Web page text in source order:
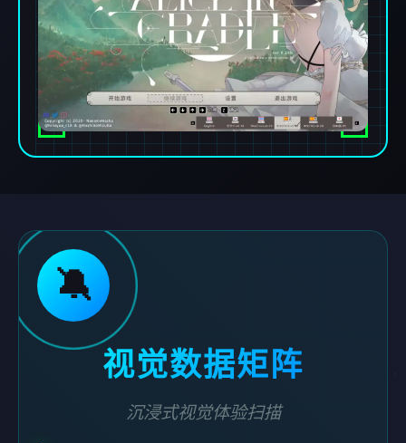
🔕
视觉数据矩阵
沉浸式视觉体验扫描